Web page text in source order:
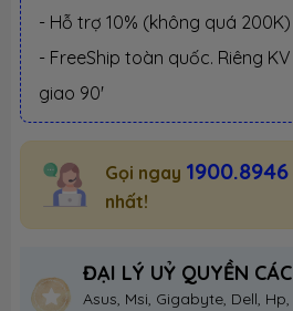
- Hỗ trợ 10% (không quá
- FreeShip toàn quốc. Riêng
giao 90'
Gọi ngay 1900.8946
nhất!
ĐẠI LÝ UỶ QUYỀN
Asus, Msi, Gigabyte, Dell,